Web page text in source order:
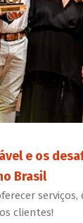
e os
Brasil
serviços,
clientes!